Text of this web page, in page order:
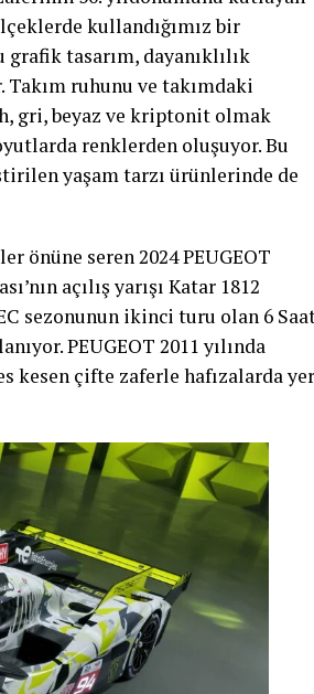
FIA Dünya Dayanıklılık
rağmen takımın şekillenmesi ve
oldu. 2024 yılı için de
olacak. Bunu biliyoruz. Ancak
şekilde yansıtan 2024
enerjisi ve çabasıyla
parçası olmaktan gurur
görüşlerini aktardı.
Kıdemli Başkan Yardımcısı
çalışmalarından dolayı tebrik ve
aracın bir kısmını yeniden
9X8, aslında LMH’de önde
düzenlemelerini karşılamak